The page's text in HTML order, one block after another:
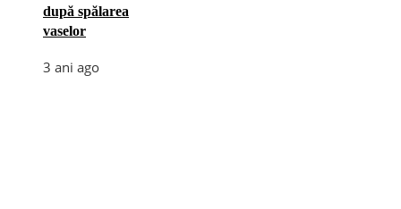
după spălarea
vaselor
3 ani ago